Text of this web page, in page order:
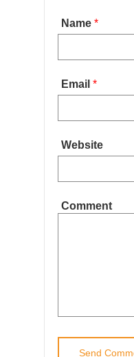
Name *
Email *
Website
Comment